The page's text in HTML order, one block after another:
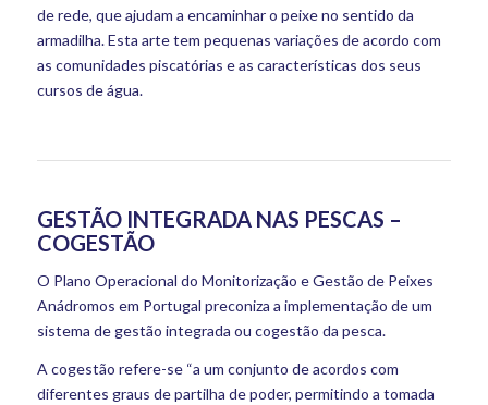
de rede, que ajudam a encaminhar o peixe no sentido da
armadilha. Esta arte tem pequenas variações de acordo com
as comunidades piscatórias e as características dos seus
cursos de água.
GESTÃO INTEGRADA NAS PESCAS –
COGESTÃO
O Plano Operacional do Monitorização e Gestão de Peixes
Anádromos em Portugal preconiza a implementação de um
sistema de gestão integrada ou cogestão da pesca.
A cogestão refere-se “a um conjunto de acordos com
diferentes graus de partilha de poder, permitindo a tomada